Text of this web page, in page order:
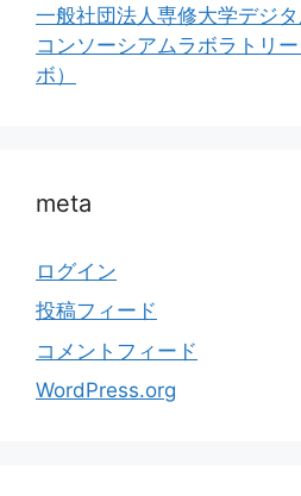
一般社団法人専修大学デジ
コンソーシアムラボラトリ
ボ）
meta
ログイン
投稿フィード
コメントフィード
WordPress.org